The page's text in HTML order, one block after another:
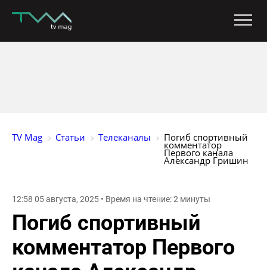
TV Mag Статьи Телеканалы Погиб спортивный
комментатор
Первого канала
Александр Гришин
12:58 05 августа, 2025 • Время на чтение: 2 минуты
Погиб спортивный
комментатор Первого